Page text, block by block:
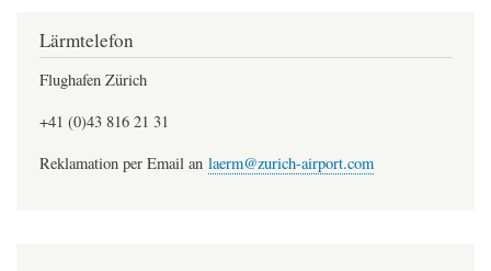
Lärmtelefon
Flughafen Zürich
+41 (0)43 816 21 31
Reklamation per Email an laerm@zurich-airport.com